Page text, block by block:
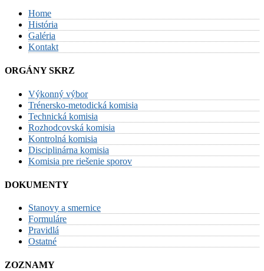
Home
História
Galéria
Kontakt
ORGÁNY SKRZ
Výkonný výbor
Trénersko-metodická komisia
Technická komisia
Rozhodcovská komisia
Kontrolná komisia
Disciplinárna komisia
Komisia pre riešenie sporov
DOKUMENTY
Stanovy a smernice
Formuláre
Pravidlá
Ostatné
ZOZNAMY